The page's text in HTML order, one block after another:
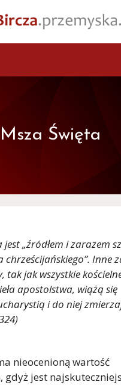
Msza Święta
„źródłem i zarazem
chrześcijańskiego”. Inne
tak jak wszystkie
apostolstwa, wiążą się
i do niej
nieocenioną wartość
gdyż jest